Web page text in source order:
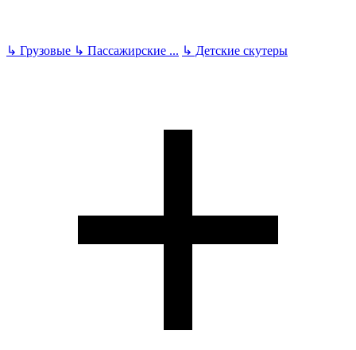
↳ Грузовые ↳ Пассажирские ... ↳ Детские скутеры